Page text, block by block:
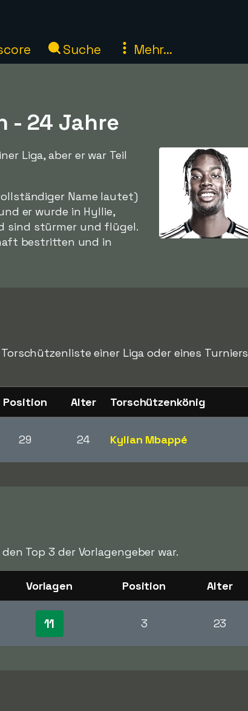
Suche Mehr...
- 24 Jahre
Liga, aber er war Teil
Name lautet)
er wurde in Hyllie,
sind stürmer und flügel.
bestritten und in
einer Liga oder eines Turniers
Position Alter Torschützenkönig
29 24 Kylian Mbappé
Top 3 der Vorlagengeber war.
Vorlagen Position Alter
11 3 23